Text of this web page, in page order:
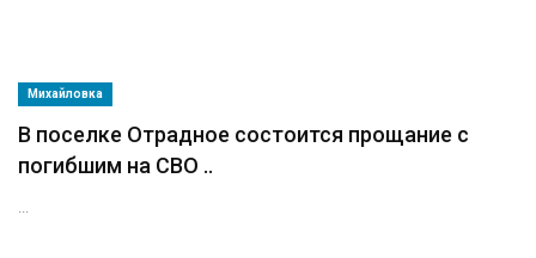
Михайловка
В поселке Отрадное состоится прощание с
погибшим на СВО ..
...